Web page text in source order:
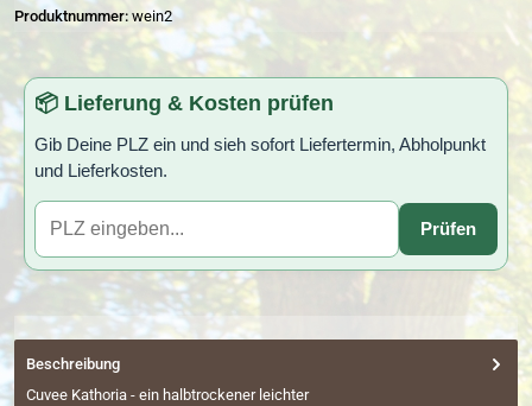
Produktnummer: wein2
📦 Lieferung & Kosten prüfen
Gib Deine PLZ ein und sieh sofort Liefertermin, Abholpunkt
und Lieferkosten.
Prüfen
Beschreibung
Cuvee Kathoria - ein halbtrockener leichter